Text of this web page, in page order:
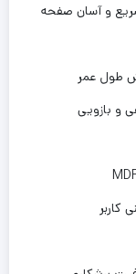
و آسان صفحه
طول عمر
و بازویی
کاربر